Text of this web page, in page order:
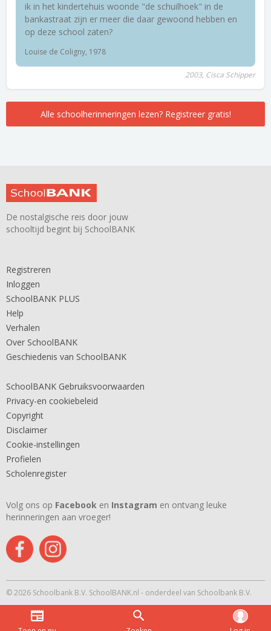
ik in het kindertehuis woonde "de schuilhoek" in de
bankastraat zijn er meer die daar gewoond hebben en
op deze school zaten?
Louise de Coligny, 1978
2003, Cisca Schipper
Alle schoolherinneringen lezen? Registreer gratis!
De nostalgische reis door jouw
schooltijd begint bij SchoolBANK
Registreren
Inloggen
SchoolBANK PLUS
Help
Verhalen
Over SchoolBANK
Geschiedenis van SchoolBANK
SchoolBANK Gebruiksvoorwaarden
Privacy-en cookiebeleid
Copyright
Disclaimer
Cookie-instellingen
Profielen
Scholenregister
Volg ons op Facebook en Instagram en ontvang leuke
herinneringen aan vroeger!
© 2026 Schoolbank B.V. SchoolBANK.nl - onderdeel van Schoolbank B.V.